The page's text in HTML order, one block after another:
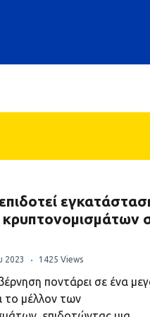
κρυπτονομισμάτων
2023 1425 Views
ποντάρει σε ένα
το μέλλον των